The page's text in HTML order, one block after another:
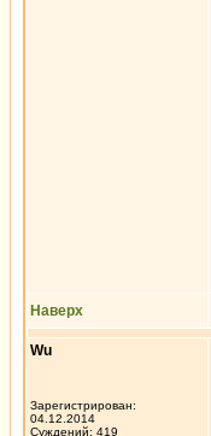
Наверх
Wu
Зарегистрирован:
04.12.2014
Суждений: 419